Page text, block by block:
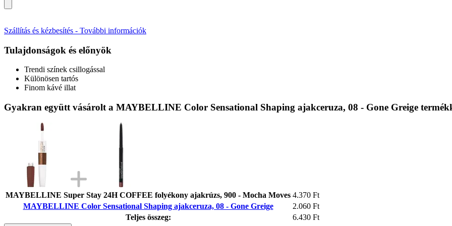
Szállítás és kézbesítés - További információk
Tulajdonságok és előnyök
Trendi színek csillogással
Különösen tartós
Finom kávé illat
Gyakran együtt vásárolt a MAYBELLINE Color Sensational Shaping ajakceruza, 08 - Gone Greige
MAYBELLINE Super Stay 24H COFFEE folyékony ajakrúzs, 900 - Mocha Moves 4.370 Ft
MAYBELLINE Color Sensational Shaping ajakceruza, 08 - Gone Greige
2.060 Ft
Teljes összeg:
6.430 Ft